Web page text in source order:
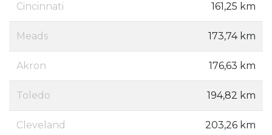
Cincinnati 161,25 km
Meads 173,74 km
Akron 176,63 km
Toledo 194,82 km
Cleveland 203,26 km